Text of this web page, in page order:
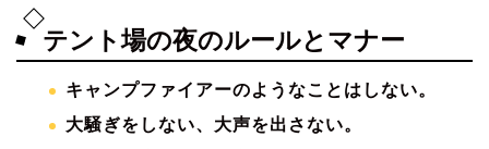
テント場の夜のルールとマナー
キャンプファイアーのようなことはしない。
大騒ぎをしない、大声を出さない。